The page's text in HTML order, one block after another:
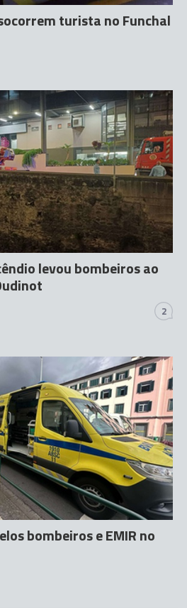
turista no Funchal
levou bombeiros ao
2
bombeiros e EMIR no